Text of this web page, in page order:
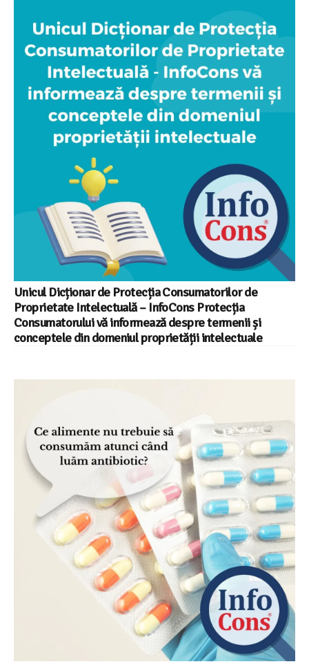
Unicul Dicționar de Protecția Consumatorilor de
Proprietate Intelectuală – InfoCons Protecția
Consumatorului vă informează despre termenii și
conceptele din domeniul proprietății intelectuale